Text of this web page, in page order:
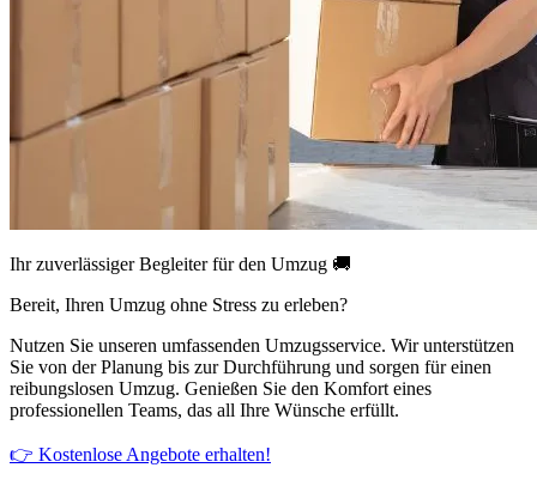
Ihr zuverlässiger Begleiter für den Umzug 🚚
Bereit, Ihren Umzug ohne Stress zu erleben?
Nutzen Sie unseren umfassenden Umzugsservice. Wir unterstützen
Sie von der Planung bis zur Durchführung und sorgen für einen
reibungslosen Umzug. Genießen Sie den Komfort eines
professionellen Teams, das all Ihre Wünsche erfüllt.
👉 Kostenlose Angebote erhalten!